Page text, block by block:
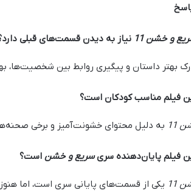
و خشن 11 نیاز به دیدن قسمت‌های قبلی
درک بهتر داستان و پیگیری روابط بین
فیلم مناسب کودکان است؟
11 به دلیل محتوای خشونت‌آمیز و برخی
فیلم پایان‌دهنده سریسریع و خشن است؟
11 یکی از قسمت‌های پایانی سری است، اما